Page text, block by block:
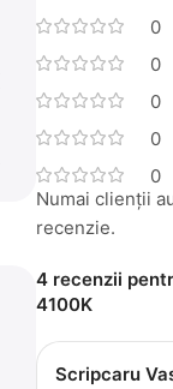
0
0
0
0
0
4 recenzii
4100K
Scripcaru
Numai clienții
recenzie.